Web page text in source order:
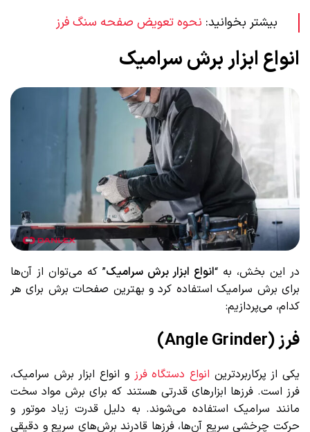
بیشتر بخوانید: نحوه تعویض صفحه سنگ فرز
انواع ابزار برش سرامیک
در این بخش، به “انواع ابزار برش سرامیک” که می‌توان از آن‌ها
برای برش سرامیک استفاده کرد و بهترین صفحات برش برای هر
کدام، می‌پردازیم:
فرز (Angle Grinder)
یکی از پرکاربردترین انواع دستگاه فرز و انواع ابزار برش سرامیک،
فرز است. فرزها ابزارهای قدرتی هستند که برای برش مواد سخت
مانند سرامیک استفاده می‌شوند. به دلیل قدرت زیاد موتور و
حرکت چرخشی سریع آن‌ها، فرزها قادرند برش‌های سریع و دقیقی